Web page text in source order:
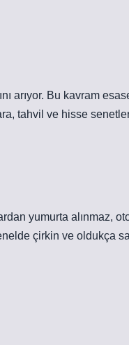
arıyor. Bu kavram
tahvil ve hisse
yumurta alınmaz,
çirkin ve oldukça